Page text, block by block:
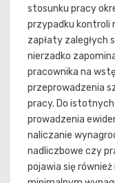
stosunku pracy
przypadku kontroli
zapłaty zaległych
nierzadko
pracownika na
przeprowadzenia
pracy. Do
prowadzenia
naliczanie
nadliczbowe czy
pojawia się